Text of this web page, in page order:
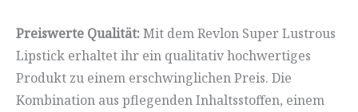
Preiswerte Qualität: Mit dem Revlon Super Lustrous
Lipstick erhaltet ihr ein qualitativ hochwertiges
Produkt zu einem erschwinglichen Preis. Die
Kombination aus pflegenden Inhaltsstoffen, einem